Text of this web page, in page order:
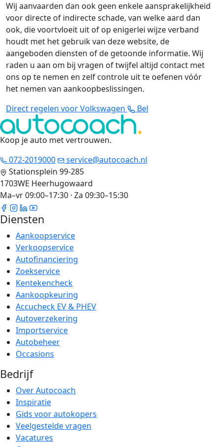
Wij aanvaarden dan ook geen enkele aansprakelijkheid
voor directe of indirecte schade, van welke aard dan
ook, die voortvloeit uit of op enigerlei wijze verband
houdt met het gebruik van deze website, de
aangeboden diensten of de getoonde informatie. Wij
raden u aan om bij vragen of twijfel altijd contact met
ons op te nemen en zelf controle uit te oefenen vóór
het nemen van aankoopbeslissingen.
Direct regelen voor Volkswagen
Bel
Koop je auto met vertrouwen.
072-2019000
service@autocoach.nl
Stationsplein 99-285
1703WE Heerhugowaard
Ma–vr 09:00–17:30 · Za 09:30–15:30
Diensten
Aankoopservice
Verkoopservice
Autofinanciering
Zoekservice
Kentekencheck
Aankoopkeuring
Accucheck EV & PHEV
Autoverzekering
Importservice
Autobeheer
Occasions
Bedrijf
Over Autocoach
Inspiratie
Gids voor autokopers
Veelgestelde vragen
Vacatures